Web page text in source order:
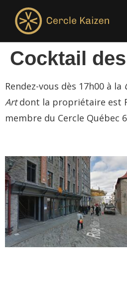
Cocktail
Rendez-vous dès 17h00 à la
Artdont la propriétaire est
membre du Cercle Québec